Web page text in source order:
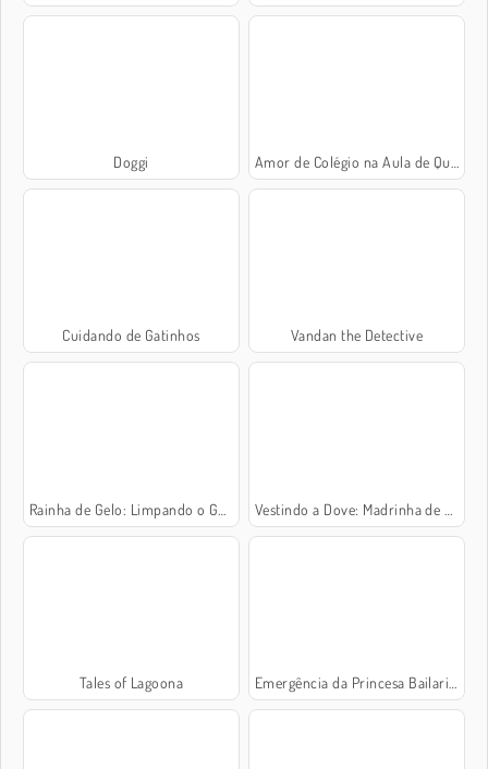
Doggi Amor de Colégio na Aula de Química
Cuidando de Gatinhos Vandan the Detective
Rainha de Gelo: Limpando o Guarda-Roupa Vestindo a Dove: Madrinha de Casamento
Tales of Lagoona Emergência da Princesa Bailarina